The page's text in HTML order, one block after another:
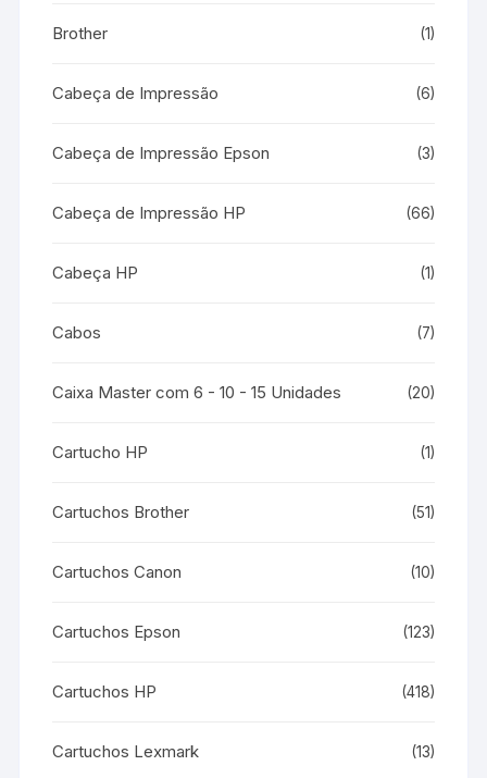
Brother (1)
Cabeça de Impressão (6)
Cabeça de Impressão Epson (3)
Cabeça de Impressão HP (66)
Cabeça HP (1)
Cabos (7)
Caixa Master com 6 - 10 - 15 Unidades (20)
Cartucho HP (1)
Cartuchos Brother (51)
Cartuchos Canon (10)
Cartuchos Epson (123)
Cartuchos HP (418)
Cartuchos Lexmark (13)